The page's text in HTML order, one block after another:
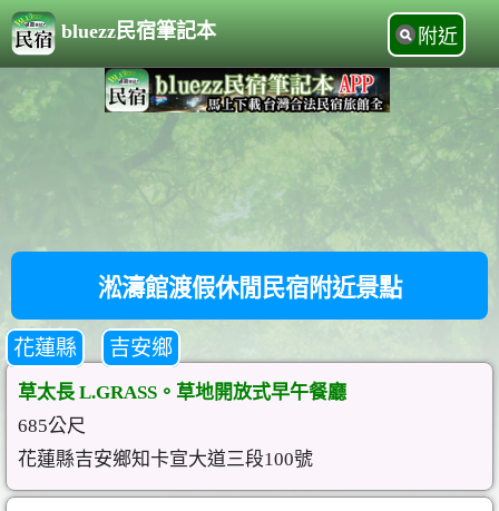
bluezz民宿筆記本 附近
淞濤館渡假休閒民宿附近景點
花蓮縣 吉安鄉
草太長 L.GRASS。草地開放式早午餐廳
685公尺
花蓮縣吉安鄉知卡宣大道三段100號